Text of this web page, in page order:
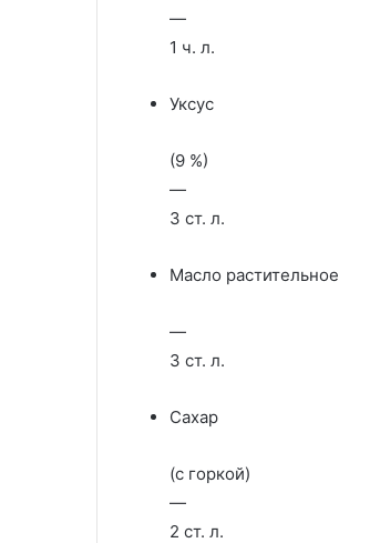
—
1 ч. л.
Уксус
(9 %)
—
3 ст. л.
Масло растительное
—
3 ст. л.
Сахар
(с горкой)
—
2 ст. л.